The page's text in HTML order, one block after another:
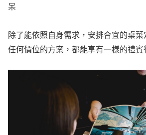
呆
除了能依照自身需求，安排合宜的桌菜
任何價位的方案，都能享有一樣的禮賓